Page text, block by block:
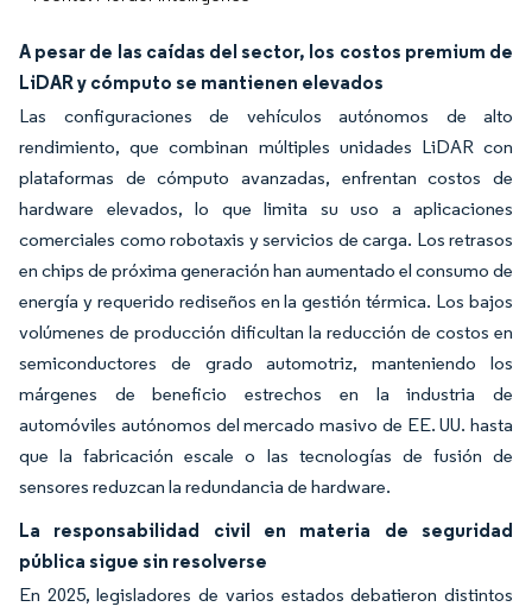
A pesar de las caídas del sector, los costos premium de
LiDAR y cómputo se mantienen elevados
Las configuraciones de vehículos autónomos de alto
rendimiento, que combinan múltiples unidades LiDAR con
plataformas de cómputo avanzadas, enfrentan costos de
hardware elevados, lo que limita su uso a aplicaciones
comerciales como robotaxis y servicios de carga. Los retrasos
en chips de próxima generación han aumentado el consumo de
energía y requerido rediseños en la gestión térmica. Los bajos
volúmenes de producción dificultan la reducción de costos en
semiconductores de grado automotriz, manteniendo los
márgenes de beneficio estrechos en la industria de
automóviles autónomos del mercado masivo de EE. UU. hasta
que la fabricación escale o las tecnologías de fusión de
sensores reduzcan la redundancia de hardware.
La responsabilidad civil en materia de seguridad
pública sigue sin resolverse
En 2025, legisladores de varios estados debatieron distintos